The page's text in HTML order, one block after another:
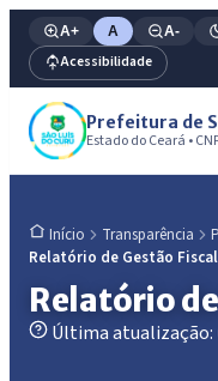
A+ A A-
Acessibilidade
Prefeitura de
Estado do Ceará •
Início Transparência
Relatório de Gestão Fiscal
Relatório
Última atualização: